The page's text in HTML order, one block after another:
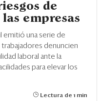
de
empresas
emitió una serie de
denuncien
laboral ante la
para elevar los
Lectura de 1 min